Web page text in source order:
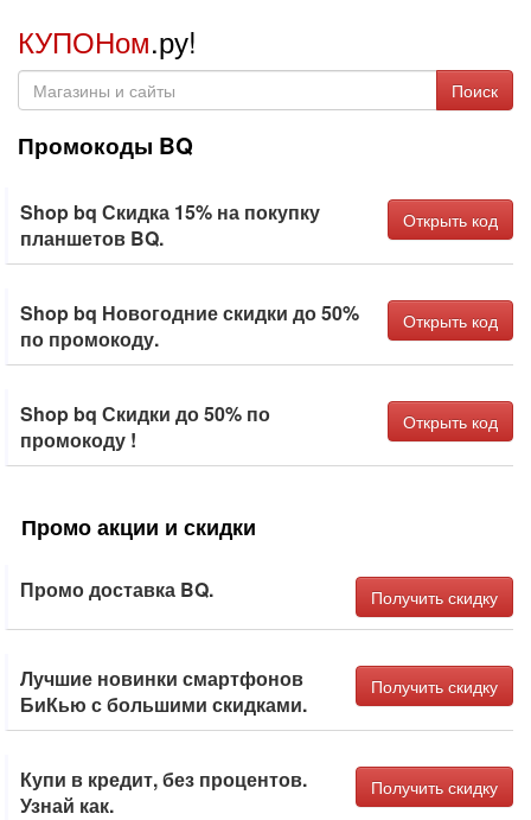
КУПОНом.ру!
Поиск
Промокоды BQ
Shop bq Скидка 15% на покупку
планшетов BQ.
Открыть код
Shop bq Новогодние скидки до 50%
по промокоду.
Открыть код
Shop bq Скидки до 50% по
промокоду !
Открыть код
Промо акции и скидки
Промо доставка BQ. Получить скидку
Лучшие новинки смартфонов
БиКью с большими скидками.
Получить скидку
Купи в кредит, без процентов.
Узнай как.
Получить скидку